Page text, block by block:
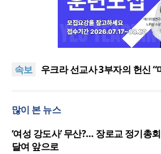
속보
[최원호 목사의 영혼의 양식
우크라 선교사 3부자의 헌신
강력 반발
[최원호 목사의 영혼의 양식
美 이민구금센터에 억류됐던
많이 본 뉴스
‘여성 강도사’ 무산?… 장로교 정기총
달여 앞으로